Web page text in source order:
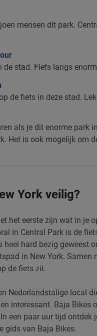
mensen dit park.
de stad. Fiets langs
de fiets in deze stad.
als je dit enorme
Het is ook mogelijk om
York veilig?
het eerste zijn wat in je
in Central Park is de
heel hard bezig
in New York.
de fiets zit.
Nederlandstalige local
interessant. Baja Bikes
een paar uur tijd ontdek
gids van Baja Bikes.